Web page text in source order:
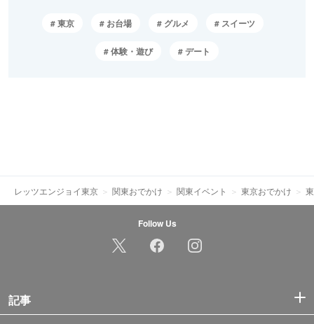
東京 お台場 グルメ スイーツ
体験・遊び デート
レッツエンジョイ東京 関東おでかけ 関東イベント 東京おでかけ
Follow Us
記事